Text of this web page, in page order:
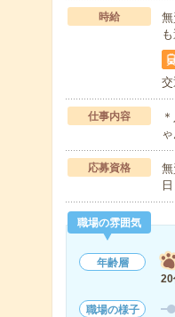
時給
仕事内容
応募資格
職場の雰囲気
年齢層
20
職場の様子